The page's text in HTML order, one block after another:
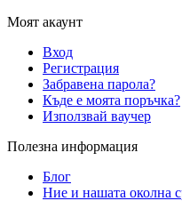
Моят акаунт
Вход
Регистрация
Забравена парола?
Къде е моята поръчка?
Използвай ваучер
Полезна информация
Блог
Ние и нашата околна